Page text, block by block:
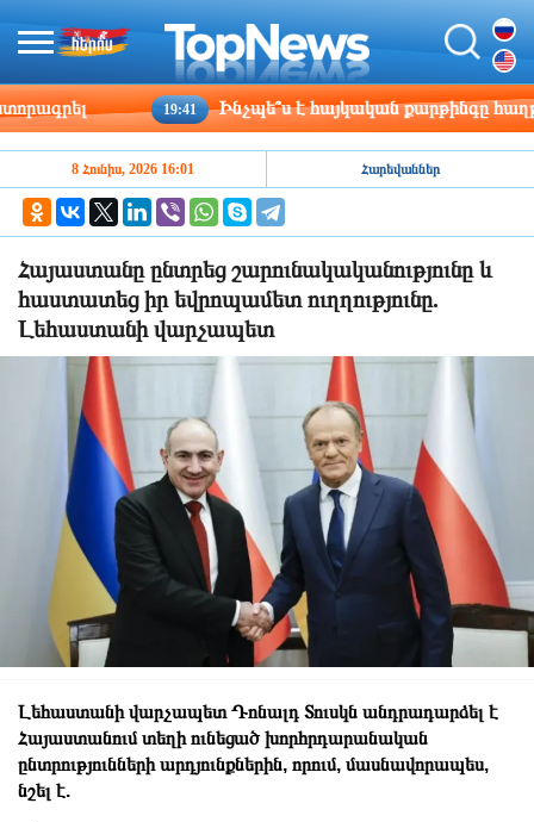
19:41 Ինչպե՞ս է հայկական քարթինգը
8 Հունիս, 2026 16:01 Հարեվաններ
Հայաստանը ընտրեց շարունակականությունը և
հաստատեց իր եվրոպամետ ուղղությունը.
Լեհաստանի վարչապետ
Լեհաստանի վարչապետ Դոնալդ Տուսկն անդրադարձել է
Հայաստանում տեղի ունեցած խորհրդարանական
ընտրությունների արդյունքներին, որում, մասնավորապես,
նշել է.